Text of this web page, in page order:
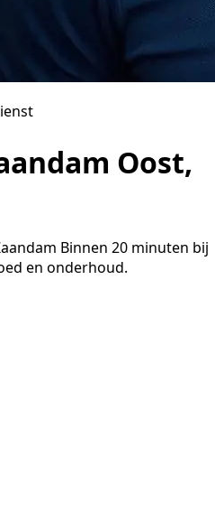
Oost,
Binnen 20 minuten bij
en onderhoud.